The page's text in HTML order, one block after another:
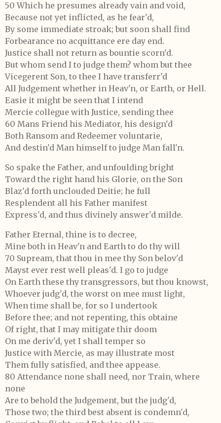
50 Which he presumes already vain and void,
Because not yet inflicted, as he fear'd,
By some immediate stroak; but soon shall find
Forbearance no acquittance ere day end.
Justice shall not return as bountie scorn'd.
But whom send I to judge them? whom but thee
Vicegerent Son, to thee I have transferr'd
All Judgement whether in Heav'n, or Earth, or Hell.
Easie it might be seen that I intend
Mercie collegue with Justice, sending thee
60 Mans Friend his Mediator, his design'd
Both Ransom and Redeemer voluntarie,
And destin'd Man himself to judge Man fall'n.
So spake the Father, and unfoulding bright
Toward the right hand his Glorie, on the Son
Blaz'd forth unclouded Deitie; he full
Resplendent all his Father manifest
Express'd, and thus divinely answer'd milde.
Father Eternal, thine is to decree,
Mine both in Heav'n and Earth to do thy will
70 Supream, that thou in mee thy Son belov'd
Mayst ever rest well pleas'd. I go to judge
On Earth these thy transgressors, but thou knowst,
Whoever judg'd, the worst on mee must light,
When time shall be, for so I undertook
Before thee; and not repenting, this obtaine
Of right, that I may mitigate thir doom
On me deriv'd, yet I shall temper so
Justice with Mercie, as may illustrate most
Them fully satisfied, and thee appease.
80 Attendance none shall need, nor Train, where
none
Are to behold the Judgement, but the judg'd,
Those two; the third best absent is condemn'd,